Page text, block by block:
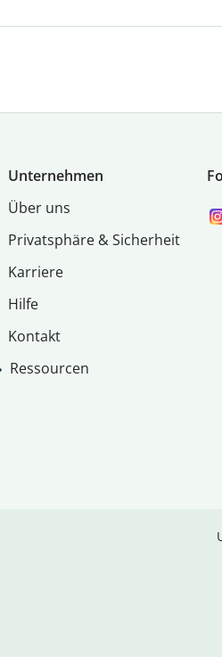
Unternehmen
Über uns
Privatsphäre & Sicherheit
Karriere
Hilfe
Kontakt
Ressourcen